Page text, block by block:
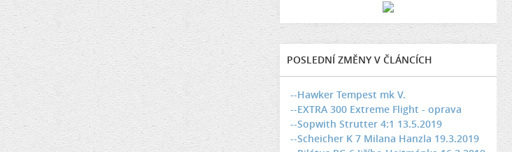
POSLEDNÍ ZMĚNY V ČLÁNCÍCH
--Hawker Tempest mk V.
--EXTRA 300 Extreme Flight - oprava
--Sopwith Strutter 4:1 13.5.2019
--Scheicher K 7 Milana Hanzla 19.3.2019